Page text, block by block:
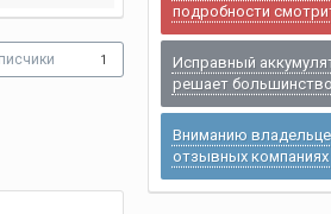
1
подробности
Исправный
решает
Вниманию
отзывных компаниях